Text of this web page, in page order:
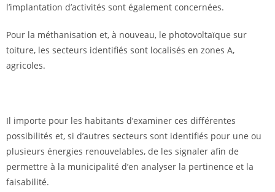
l’implantation d’activités sont également concernées.
Pour la méthanisation et, à nouveau, le photovoltaïque sur
toiture, les secteurs identifiés sont localisés en zones A,
agricoles.
Il importe pour les habitants d’examiner ces différentes
possibilités et, si d’autres secteurs sont identifiés pour une ou
plusieurs énergies renouvelables, de les signaler afin de
permettre à la municipalité d’en analyser la pertinence et la
faisabilité.